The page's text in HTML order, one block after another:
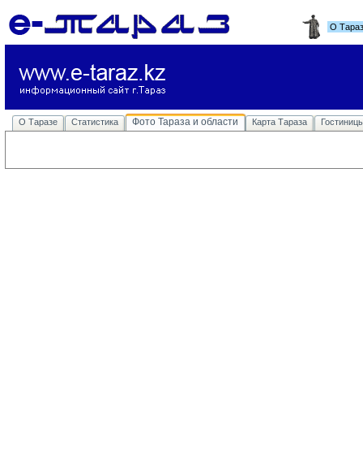
О
О Таразе Статистика Фото Тараза и области Карта Тараза